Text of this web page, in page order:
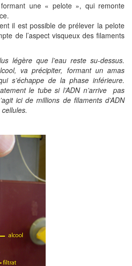
formant une « pelote », qui remonte
il est possible de prélever la pelote
de l’aspect visqueux des filaments
légère que l’eau reste su-dessus.
va précipiter, formant un amas
s’échappe de la phase inférieure.
le tube si l’ADN n’arrive pas
ici de millions de filaments d’ADN